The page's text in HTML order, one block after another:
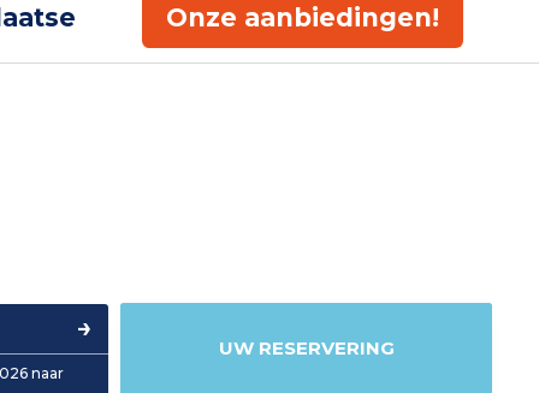
Onze aanbiedingen!
naar
UW RESERVERING